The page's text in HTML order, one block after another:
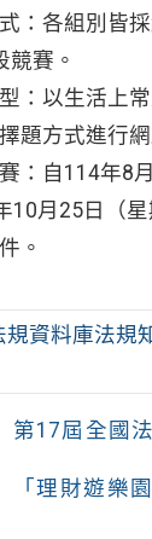
：各組別皆
競賽。
：以生活上
題方式進行網
：自114年8
10月25日（星
。
規資料庫法規
第17屆全國
「理財遊樂